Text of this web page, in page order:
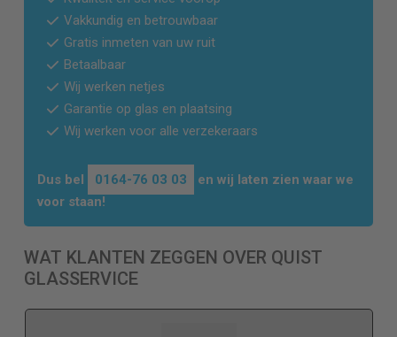
Vakkundig en betrouwbaar
Gratis inmeten van uw ruit
Betaalbaar
Wij werken netjes
Garantie op glas en plaatsing
Wij werken voor alle verzekeraars
Dus bel 0164-76 03 03
en wij laten zien waar we
voor staan!
WAT KLANTEN ZEGGEN OVER QUIST
GLASSERVICE